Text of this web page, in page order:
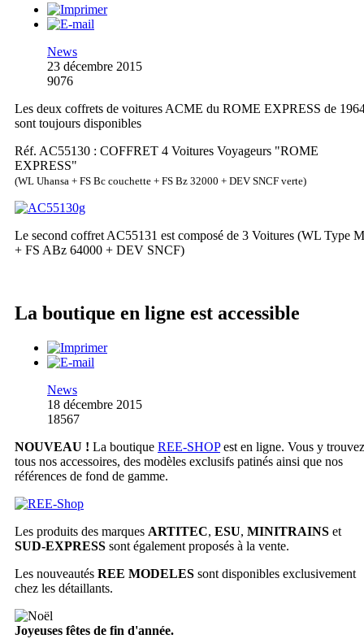
News
23 décembre 2015
9076
Les deux coffrets de voitures ACME du ROME EXPRESS de
sont toujours disponibles
Réf. AC55130 : COFFRET 4 Voitures Voyageurs "ROME
EXPRESS"
(WL Uhansa + FS Bc couchette + FS Bz 32000 + DEV SNCF verte)
Le second coffret AC55131 est composé de 3 Voitures (WL Type M
+ FS ABz 64000 + DEV SNCF)
La boutique en ligne est accessible
News
18 décembre 2015
18567
NOUVEAU ! La boutique REE-SHOPest en ligne. Vous y trouvez
tous nos accessoires, des modèles exclusifs patinés ainsi que nos
références de fond de gamme.
Les produits des marques ARTITEC, ESU, MINITRAINS et
SUD-EXPRESS sont également proposés à la vente.
Les nouveautés REE MODELES sont disponibles exclusivement
chez les détaillants.
Joyeuses fêtes de fin d'année.